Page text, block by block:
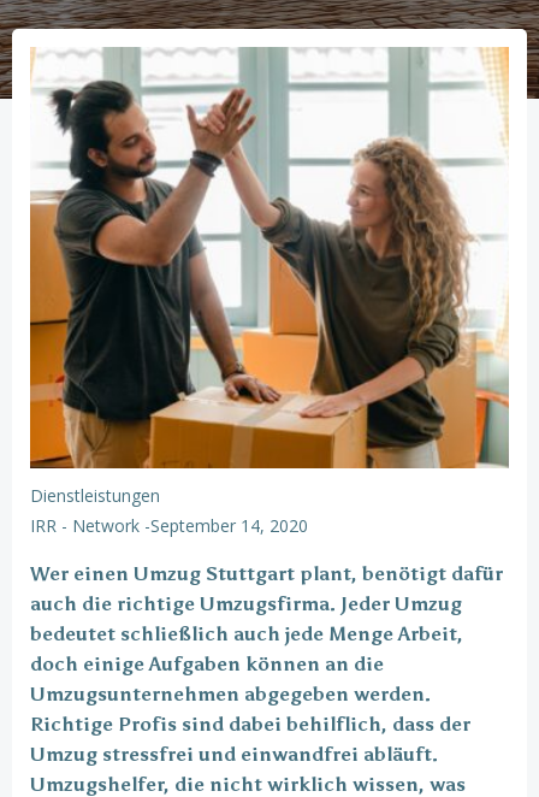
Dienstleistungen
IRR - Network -September 14, 2020
Wer einen Umzug Stuttgart plant, benötigt dafür
auch die richtige Umzugsfirma. Jeder Umzug
bedeutet schließlich auch jede Menge Arbeit,
doch einige Aufgaben können an die
Umzugsunternehmen abgegeben werden.
Richtige Profis sind dabei behilflich, dass der
Umzug stressfrei und einwandfrei abläuft.
Umzugshelfer, die nicht wirklich wissen, was